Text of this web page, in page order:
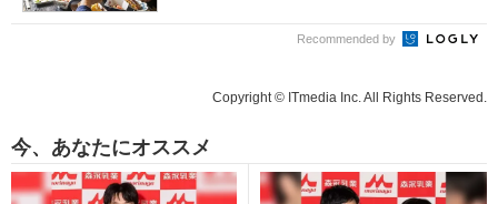
Recommended by
Copyright © ITmedia Inc. All Rights Reserved.
今、あなたにオススメ